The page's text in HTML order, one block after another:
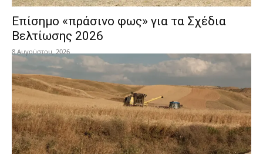
Επίσημο «πράσινο φως» για τα Σχέδια
Βελτίωσης 2026
8 Αυγούστου, 2026